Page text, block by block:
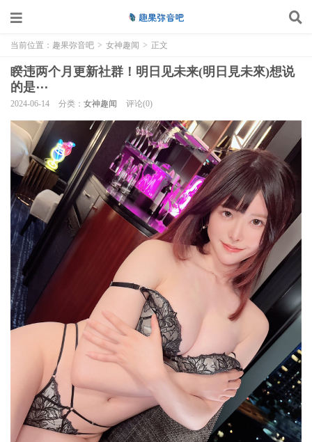
当前位置： 趣果弥音吧 > 女神趣闻 > 正文
睽违两个月更新社群！明日见未来(明日見未來)想说
的是⋯
2024-06-14 分类： 女神趣闻 评论(0)